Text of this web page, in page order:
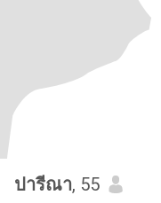
ปารีณา, 55